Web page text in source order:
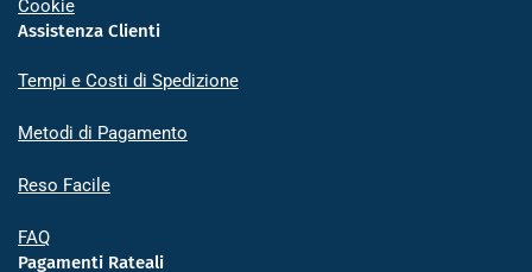
Cookie
Assistenza Clienti
Tempi e Costi di Spedizione
Metodi di Pagamento
Reso Facile
FAQ
Pagamenti Rateali